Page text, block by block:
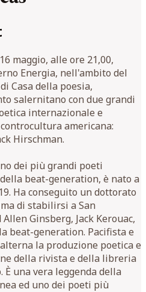
maggio, alle ore 21,00,
Energia, nell'ambito del
Casa della poesia,
salernitano con due grandi
internazionale e
americana:
Hirschman.
dei più grandi poeti
beat-generation, è nato a
Ha conseguito un dottorato
di stabilirsi a San
Ginsberg, Jack Kerouac,
beat-generation. Pacifista e
la produzione poetica e
della rivista e della libreria
È una vera leggenda della
ed uno dei poeti più